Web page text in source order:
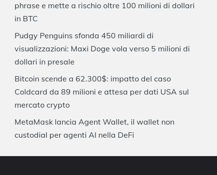
phrase e mette a rischio oltre 100 milioni di dollari
in BTC
Pudgy Penguins sfonda 450 miliardi di
visualizzazioni: Maxi Doge vola verso 5 milioni di
dollari in presale
Bitcoin scende a 62.300$: impatto del caso
Coldcard da 89 milioni e attesa per dati USA sul
mercato crypto
MetaMask lancia Agent Wallet, il wallet non
custodial per agenti AI nella DeFi